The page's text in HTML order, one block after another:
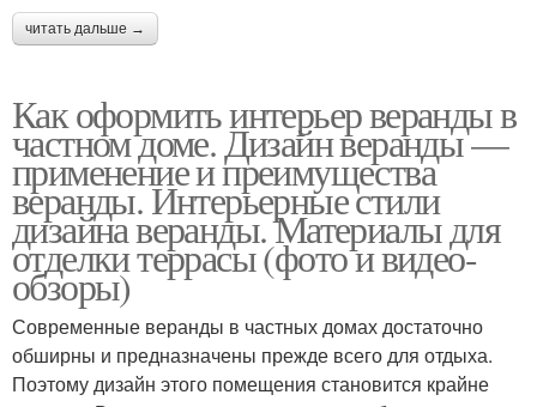
читать дальше →
Как оформить интерьер веранды в
частном доме. Дизайн веранды —
применение и преимущества
веранды. Интерьерные стили
дизайна веранды. Материалы для
отделки террасы (фото и видео-
обзоры)
Современные веранды в частных домах достаточно
обширны и предназначены прежде всего для отдыха.
Поэтому дизайн этого помещения становится крайне